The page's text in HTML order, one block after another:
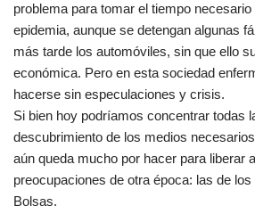
problema para tomar el tiempo
epidemia, aunque se detengan algunas
más tarde los automóviles, sin que ello
económica. Pero en esta sociedad
hacerse sin especulaciones y crisis.
Si bien hoy podríamos concentrar todas
descubrimiento de los medios
aún queda mucho por hacer para liberar
preocupaciones de otra época: las de
Bolsas.